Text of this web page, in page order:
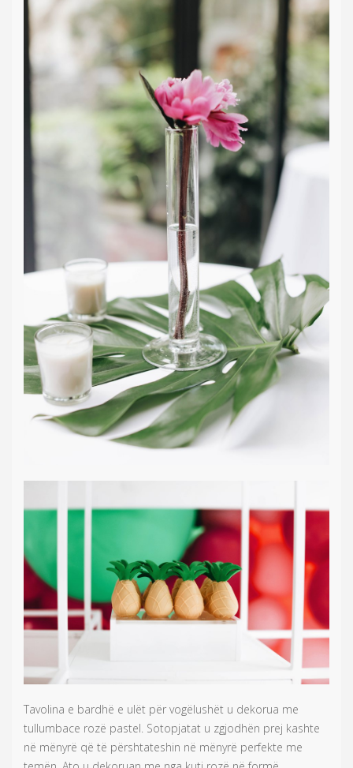
Tavolina e bardhë e ulët për vogëlushët u dekorua me
tullumbace rozë pastel. Sotopjatat u zgjodhën prej kashte
në mënyrë që të përshtateshin në mënyrë perfekte me